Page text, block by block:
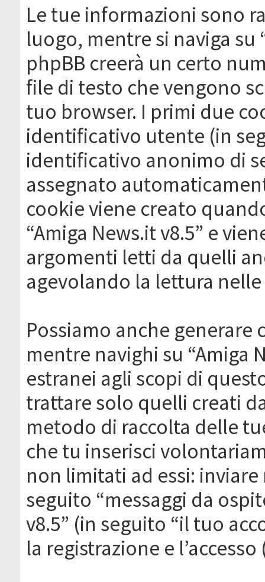
Le tue informazioni sono
luogo, mentre si naviga su
phpBB creerà un certo
file di testo che vengono
tuo browser. I primi due
identificativo utente (in
identificativo anonimo di
assegnato
cookie viene creato
“Amiga News.it v8.5” e
argomenti letti da quelli
agevolando la lettura
Possiamo anche
mentre navighi su “Amiga
estranei agli scopi di
trattare solo quelli creati
metodo di raccolta delle
che tu inserisci
non limitati ad essi:
seguito “messaggi da
v8.5” (in seguito “il tuo
la registrazione e